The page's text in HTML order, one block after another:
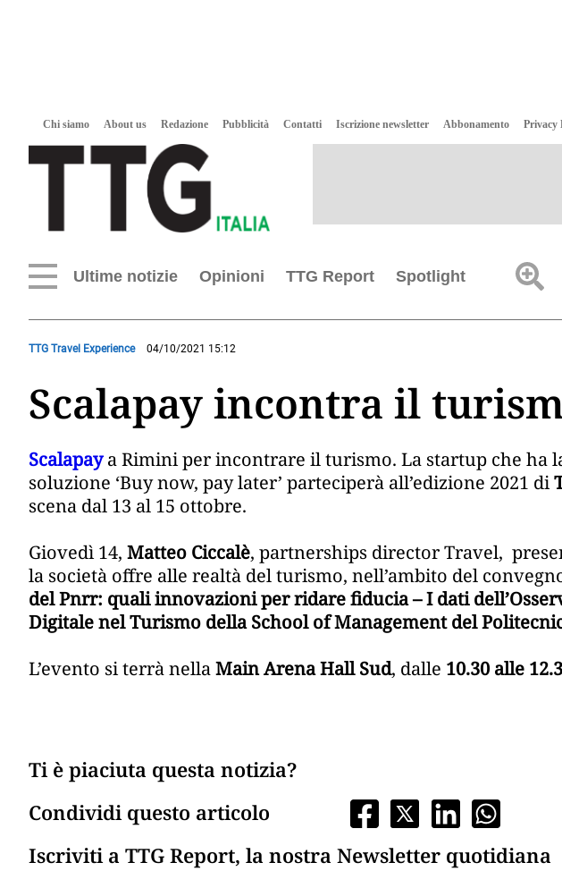
Chi siamo About us Redazione Pubblicità Contatti Iscrizione newsletter Abbonamento Privacy
Ultime notizie Opinioni TTG Report Spotlight
TTG Travel Experience 04/10/2021 15:12
Scalapay incontra il
Scalapay a Rimini per incontrare il turismo. La startup che ha
soluzione ‘Buy now, pay later’ parteciperà all’edizione 2021 di
scena dal 13 al 15 ottobre.
Giovedì 14, Matteo Ciccalè, partnerships director Travel,
la società offre alle realtà del turismo, nell’ambito del
del Pnrr: quali innovazioni per ridare fiducia – I dati
Digitale nel Turismo della School of Management del
L’evento si terrà nellaMain Arena Hall Sud, dalle 10.30 alle
Ti è piaciuta questa notizia?
Condividi questo articolo
Iscriviti a TTG Report, la nostra Newsletter quotidiana